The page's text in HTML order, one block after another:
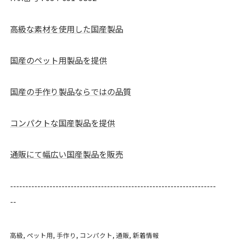
高級な素材を使用した国産製品
国産のペット用製品を提供
国産の手作り製品ならではの品質
コンパクトな国産製品を提供
通販にて幅広い国産製品を販売
--------------------------------------------------------------------
--
高級 ペット用 手作り コンパクト 通販 新着情報